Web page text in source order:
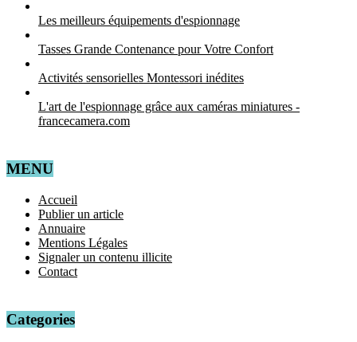
Les meilleurs équipements d'espionnage
Tasses Grande Contenance pour Votre Confort
Activités sensorielles Montessori inédites
L'art de l'espionnage grâce aux caméras miniatures -
francecamera.com
MENU
Accueil
Publier un article
Annuaire
Mentions Légales
Signaler un contenu illicite
Contact
Categories